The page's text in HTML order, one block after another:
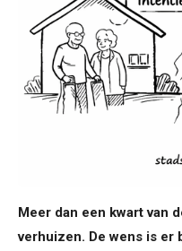
Meer dan een kwart van
verhuizen. De wens is er